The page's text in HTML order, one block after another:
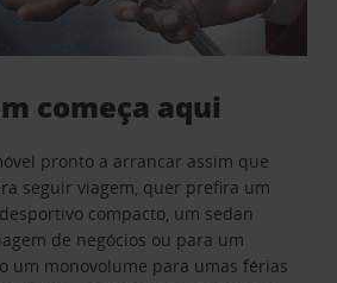
começa aqui
pronto a arrancar assim que
seguir viagem, quer prefira um
compacto, um sedan
de negócios ou para um
um monovolume para umas férias